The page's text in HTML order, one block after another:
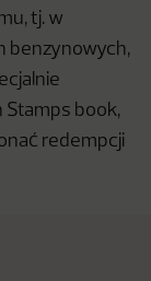
tj. w
benzynowych,
Stamps book,
redempcji